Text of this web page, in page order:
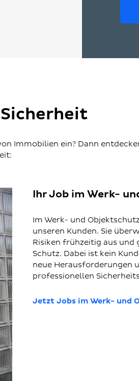
Immobilien ein? Dann
Ihr Job im Werk-
Im Werk- und
unseren Kunden. Sie
Risiken frühzeitig aus und
Schutz. Dabei ist kein
neue Herausforderungen
professionellen
Jetzt Jobs im Werk- und